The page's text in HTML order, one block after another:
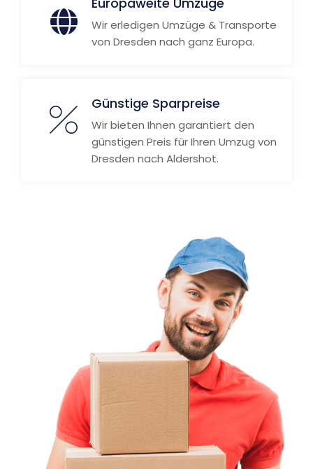
Wir erledigen Umzüge & Transporte
von Dresden nach ganz Europa.
Günstige Sparpreise
Wir bieten Ihnen garantiert den
günstigen Preis für Ihren Umzug von
Dresden nach Aldershot.